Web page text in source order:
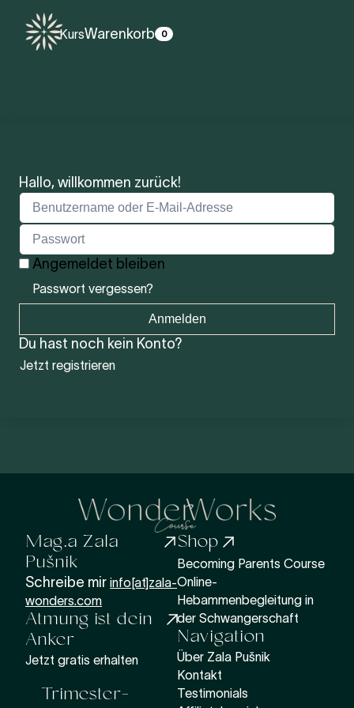
KursWarenkorb 0
Hallo, willkommen zurück!
Angemeldet bleiben
Passwort vergessen?
Anmelden
Du hast noch kein Konto?
Jetzt registrieren
Mag.a Zala
Pušnik
Schreibe mir info[at]zala-
wonders.com
Atmung ist dein
Anker
Jetzt gratis erhalten
Trimester-
Shop
Becoming Parents Course
Online-
Hebammenbegleitung in
der Schwangerschaft
Navigation
Über Zala Pušnik
Kontakt
Testimonials